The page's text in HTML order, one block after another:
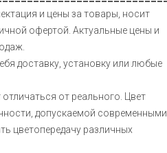
и цены за товары, носит
офертой. Актуальные цены и
доставку, установку или любые
от реального. Цвет
допускаемой современными
цветопередачу различных